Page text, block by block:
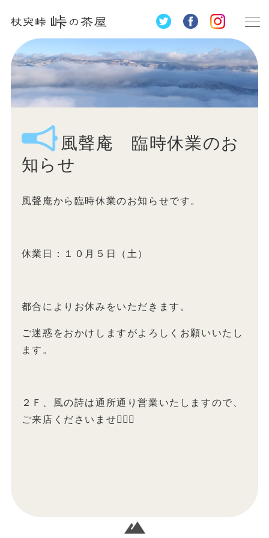
風聲庵 臨時休業のお
知らせ
風聲庵から臨時休業のお知らせです。
休業日：１０月５日（土）
都合によりお休みをいただきます。
ご迷惑をおかけしますがよろしくお願いいたし
ます。
２Ｆ、風の詩は通所通り営業いたしますので、
ご来店くださいませ💁🏻‍♀️